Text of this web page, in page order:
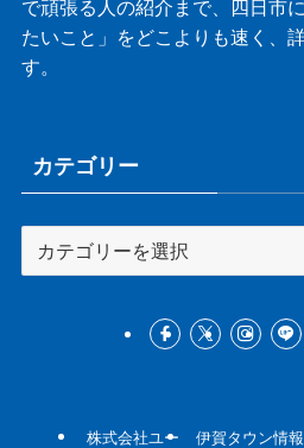
で頑張る人の紹介まで、四日市
たいこと」をどこよりも速く、
す。
カテゴリー
テ
株式会社ユー 伊賀タウン情